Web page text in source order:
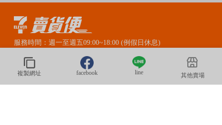
複製網址 facebook line 其他賣場
服務時間：週一至週五09:00~18:00 (例假日休息)